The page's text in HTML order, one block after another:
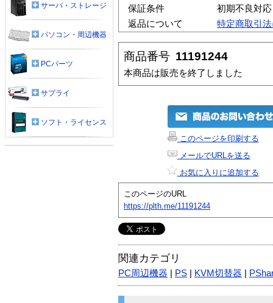
保証条件
初期不良対
返品について
特定商取引
商品番号 11191244
本商品は販売を終了しました
このページを印刷する
メールでURLを送る
お気に入りに追加する
このページのURL
https://plth.me/11191244
関連カテゴリ
PC周辺機器 PS KVM切替器
サーバ・ストレージ
パソコン・周辺機器
PCパーツ
サプライ
ソフト・ライセンス